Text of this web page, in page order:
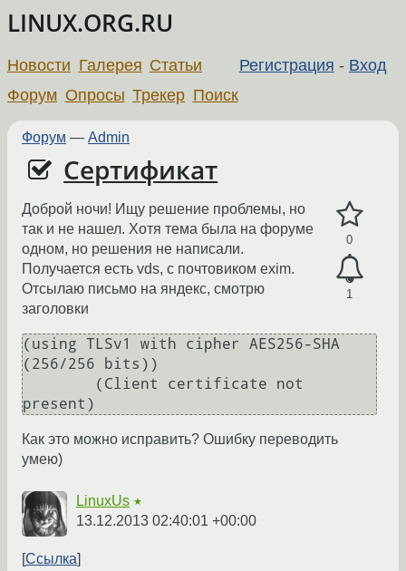
LINUX.ORG.RU
Регистрация - Вход
Новости Галерея Статьи
Форум Опросы Трекер Поиск
Форум — Admin
Сертификат
0
1
Доброй ночи! Ищу решение проблемы, но
так и не нашел. Хотя тема была на форуме
одном, но решения не написали.
Получается есть vds, с почтовиком exim.
Отсылаю письмо на яндекс, смотрю
заголовки
(using TLSv1 with cipher AES256-SHA
(256/256 bits))
present)
Как это можно исправить? Ошибку переводить
умею)
LinuxUs ★
13.12.2013 02:40:01 +00:00
Ссылка